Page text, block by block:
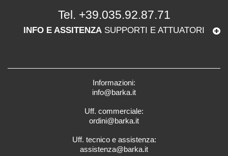
Tel. +39.035.92.87.71
INFO E ASSITENZA SUPPORTI E ATTUATORI
Informazioni:
info@barka.it
Uff. commerciale:
ordini@barka.it
Uff. tecnico e assistenza:
assistenza@barka.it